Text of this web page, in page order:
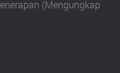
(Mengungkap